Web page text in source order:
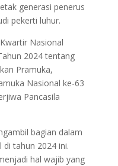
generasi penerus
pekerti luhur.
Nasional
2024 tentang
Pramuka,
Nasional ke-63
Pancasila
bagian dalam
tahun 2024 ini.
hal wajib yang